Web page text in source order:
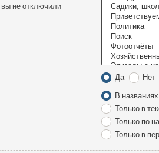
не отключили
Да Нет
В
Только в
Только по
Только в